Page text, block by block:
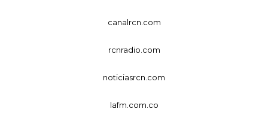
canalrcn.com
rcnradio.com
noticiasrcn.com
lafm.com.co